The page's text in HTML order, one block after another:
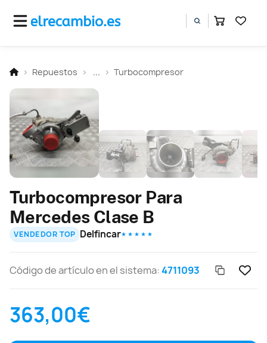
Repuestos Turbocompresor
Turbocompresor Para
Mercedes Clase B
VENDEDOR TOP Delfincar★ ★ ★ ★ ★
Código de artículo en el sistema:4711093
363,00€